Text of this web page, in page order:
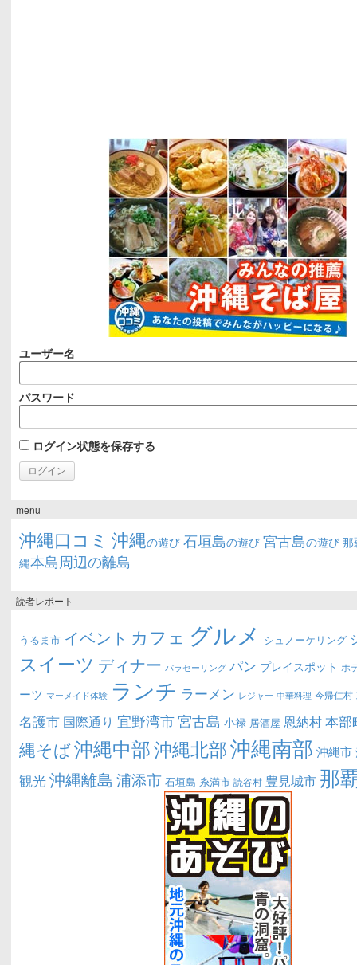
ユーザー名
パスワード
ログイン状態を保存する
menu
沖縄口コミ 沖縄の遊び 石垣島の遊び 宮古島の遊び 那
縄本島周辺の離島
読者レポート
うるま市 イベント カフェ グルメ シュノーケリング
スイーツ ディナー パラセーリング パン プレイスポット ホ
ーツ マーメイド体験 ランチ ラーメン レジャー 中華料理 今帰仁村
名護市 国際通り 宜野湾市宮古島 小禄 居酒屋 恩納村本部
縄そば沖縄中部沖縄北部沖縄南部 沖縄市
観光沖縄離島 浦添市 石垣島 糸満市 読谷村 豊見城市 那